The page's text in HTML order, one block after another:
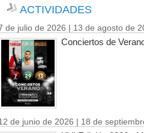
ACTIVIDADES
de julio de 2026 | 13 de agosto de
Conciertos de
de junio de 2026 | 18 de